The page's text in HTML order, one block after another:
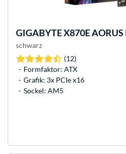
GIGABYTEX870E
schwarz
(12)
Formfaktor: ATX
Grafik: 3x PCIe x16
Sockel: AM5